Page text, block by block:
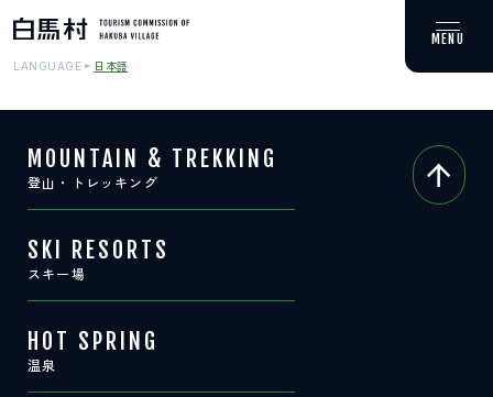
MOUNTAIN & TREKKING
SKI RESORTS
HOT SPRING
LANGUAGE 日本語
MOUNTAIN & TREKKING
登山・トレッキング
SKI RESORTS
スキー場
HOT SPRING
温泉